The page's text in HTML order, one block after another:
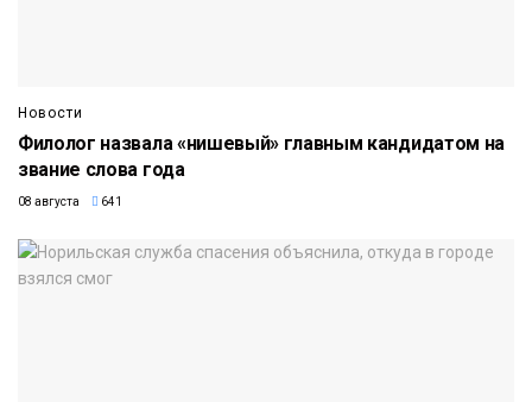
Новости
Филолог назвала «нишевый» главным кандидатом на
звание слова года
08 августа 641